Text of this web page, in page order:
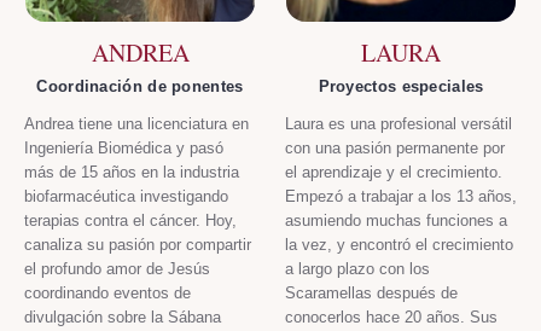
ANDREA
Coordinación de ponentes
Andrea tiene una licenciatura en
Ingeniería Biomédica y pasó
más de 15 años en la industria
biofarmacéutica investigando
terapias contra el cáncer. Hoy,
canaliza su pasión por compartir
el profundo amor de Jesús
coordinando eventos de
divulgación sobre la Sábana
LAURA
Proyectos especiales
Laura es una profesional versátil
con una pasión permanente por
el aprendizaje y el crecimiento.
Empezó a trabajar a los 13 años,
asumiendo muchas funciones a
la vez, y encontró el crecimiento
a largo plazo con los
Scaramellas después de
conocerlos hace 20 años. Sus